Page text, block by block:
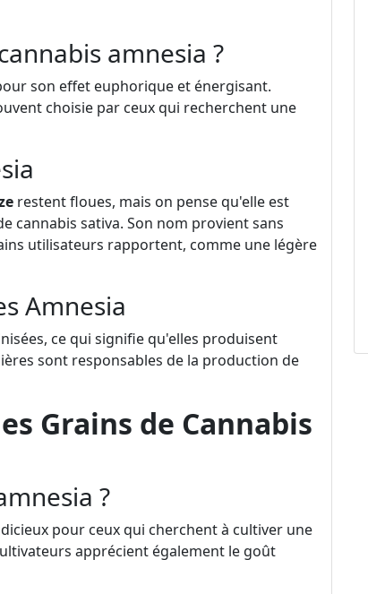
amnesia ?
son effet euphorique et énergisant.
choisie par ceux qui recherchent une
restent floues, mais on pense qu'elle est
cannabis sativa. Son nom provient sans
utilisateurs rapportent, comme une légère
Amnesia
ce qui signifie qu'elles produisent
sont responsables de la production de
Grains de Cannabis
?
pour ceux qui cherchent à cultiver une
apprécient également le goût